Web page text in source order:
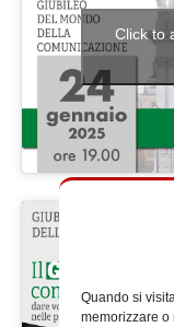
Quando si
memorizzare o
Click to
Click to